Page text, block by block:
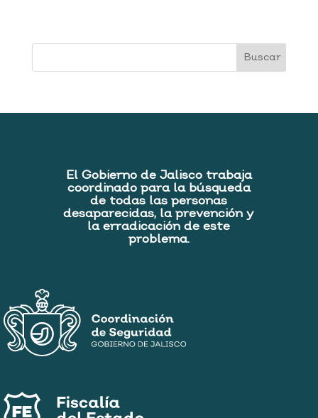
El Gobierno de Jalisco trabaja
coordinado para la búsqueda
de todas las personas
desaparecidas, la prevención y
la erradicación de este
problema.